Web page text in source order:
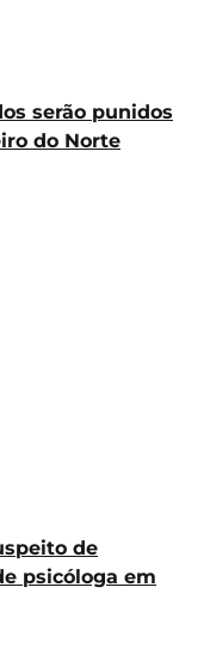
serão punidos
do Norte
de
psicóloga em